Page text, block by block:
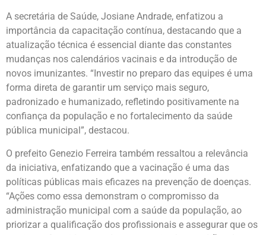
A secretária de Saúde, Josiane Andrade, enfatizou a
importância da capacitação contínua, destacando que a
atualização técnica é essencial diante das constantes
mudanças nos calendários vacinais e da introdução de
novos imunizantes. “Investir no preparo das equipes é uma
forma direta de garantir um serviço mais seguro,
padronizado e humanizado, refletindo positivamente na
confiança da população e no fortalecimento da saúde
pública municipal”, destacou.
O prefeito Genezio Ferreira também ressaltou a relevância
da iniciativa, enfatizando que a vacinação é uma das
políticas públicas mais eficazes na prevenção de doenças.
“Ações como essa demonstram o compromisso da
administração municipal com a saúde da população, ao
priorizar a qualificação dos profissionais e assegurar que os